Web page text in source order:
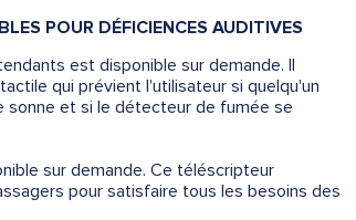
POUR DÉFICIENCES AUDITIVES
est disponible sur demande. Il
qui prévient l'utilisateur si quelqu'un
sonne et si le détecteur de fumée se
sur demande. Ce téléscripteur
pour satisfaire tous les besoins des